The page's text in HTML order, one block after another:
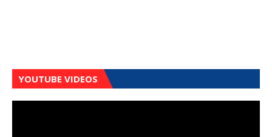
YOUTUBE VIDEOS